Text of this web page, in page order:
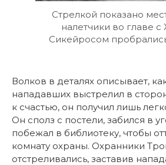
Стрелкой показано
налетчики во главе с
Сикейросом
Волков в деталях описывает,
нападавших выстрелил в
к счастью, он получил лишь
Он сполз с постели, забился в
побежал в библиотеку, чтобы
комнату охраны. Охранники
отстреливались, заставив